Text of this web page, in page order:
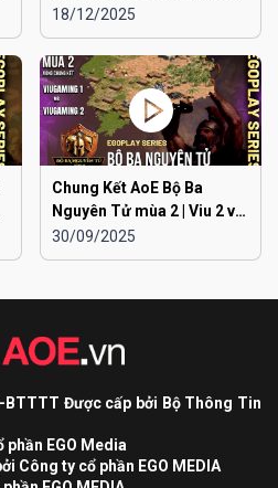
Liên Quân Hà Nội vs Hải
Dương
18/12/2025
Chung Kết AoE Bộ Ba
Nguyên Tử mùa 2 | Viu 2 vs
Viu 1
30/09/2025
BTTTT Được cấp bởi Bộ Thông Tin
phần EGO Media
Công ty cổ phần EGO MEDIA